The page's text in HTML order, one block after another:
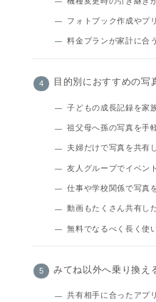
フォトブック作成やプ
料金プランが家計に合
目的別におすすめの写
子どもの成長記録を家
祖父母へ孫の写真を手
夫婦だけで写真を共有
友人グループでイベン
仕事や学校関係で写真
動画もたくさん共有し
無料でなるべく長く使
みてね以外へ乗り換え
共有相手に合ったアプ